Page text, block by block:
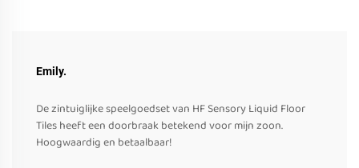
Emily.
De zintuiglijke speelgoedset van HF Sensory Liquid Floor
Tiles heeft een doorbraak betekend voor mijn zoon.
Hoogwaardig en betaalbaar!